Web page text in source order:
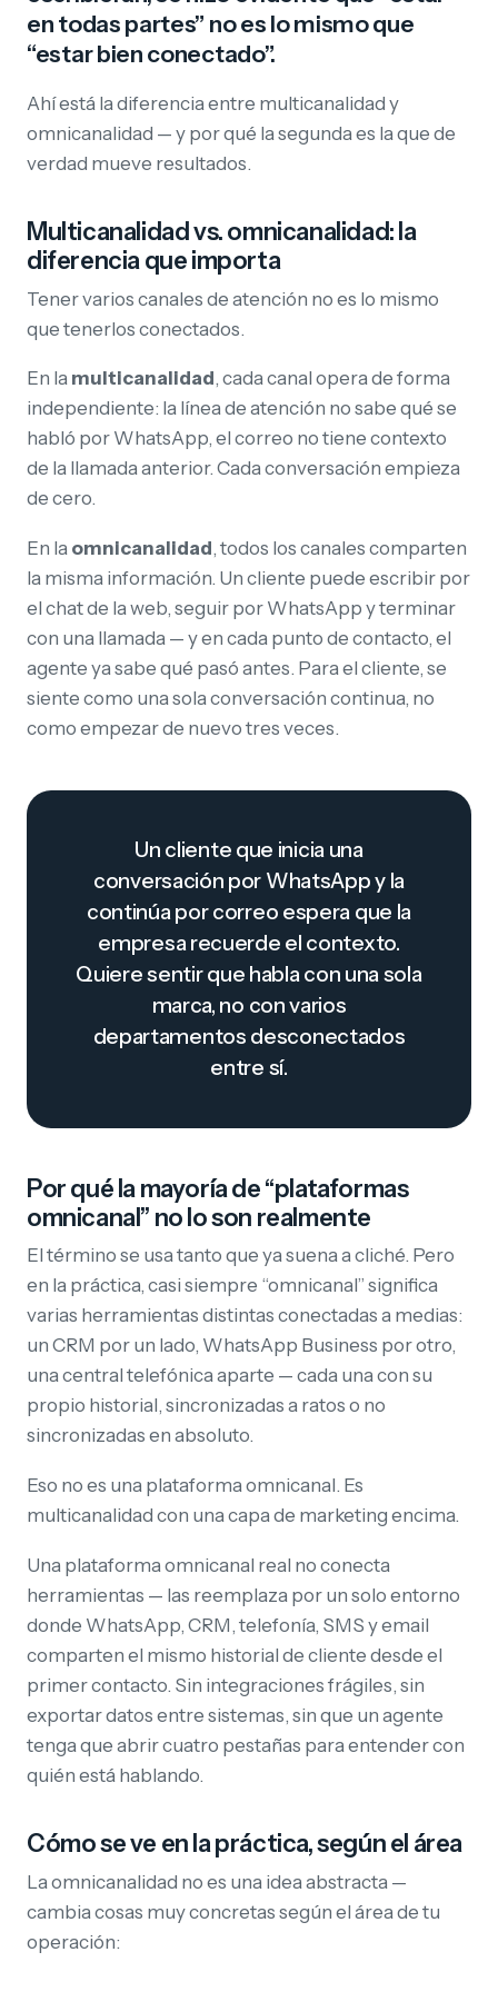
en todas partes” no es lo mismo que
“estar bien conectado”.
Ahí está la diferencia entre multicanalidad y
omnicanalidad — y por qué la segunda es la que de
verdad mueve resultados.
Multicanalidad vs. omnicanalidad: la
diferencia que importa
Tener varios canales de atención no es lo mismo
que tenerlos conectados.
En la multicanalidad, cada canal opera de forma
independiente: la línea de atención no sabe qué se
habló por WhatsApp, el correo no tiene contexto
de la llamada anterior. Cada conversación empieza
de cero.
En la omnicanalidad, todos los canales comparten
la misma información. Un cliente puede escribir por
el chat de la web, seguir por WhatsApp y terminar
con una llamada — y en cada punto de contacto, el
agente ya sabe qué pasó antes. Para el cliente, se
siente como una sola conversación continua, no
como empezar de nuevo tres veces.
Un cliente que inicia una
conversación por WhatsApp y la
continúa por correo espera que la
empresa recuerde el contexto.
Quiere sentir que habla con una sola
marca, no con varios
departamentos desconectados
entre sí.
Por qué la mayoría de “plataformas
omnicanal” no lo son realmente
El término se usa tanto que ya suena a cliché. Pero
en la práctica, casi siempre “omnicanal” significa
varias herramientas distintas conectadas a medias:
un CRM por un lado, WhatsApp Business por otro,
una central telefónica aparte — cada una con su
propio historial, sincronizadas a ratos o no
sincronizadas en absoluto.
Eso no es una plataforma omnicanal. Es
multicanalidad con una capa de marketing encima.
Una plataforma omnicanal real no conecta
herramientas — las reemplaza por un solo entorno
donde WhatsApp, CRM, telefonía, SMS y email
comparten el mismo historial de cliente desde el
primer contacto. Sin integraciones frágiles, sin
exportar datos entre sistemas, sin que un agente
tenga que abrir cuatro pestañas para entender con
quién está hablando.
Cómo se ve en la práctica, según el área
La omnicanalidad no es una idea abstracta —
cambia cosas muy concretas según el área de tu
operación: